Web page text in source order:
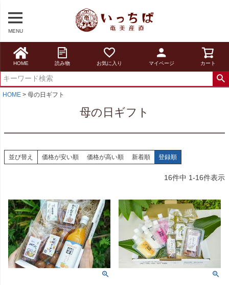
MENU
HOME 読み物 お気に入り マイページ カート
HOME 母の日ギフト
母の日ギフト
並び替え 価格が安い順 価格が高い順 新着順 登録順
16件中 1-16件表示